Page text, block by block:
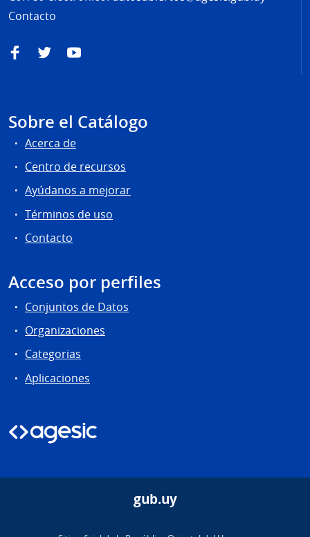
Contacto
FacebookTwitterYouTube
Sobre el Catálogo
Acerca de
Centro de recursos
Ayúdanos a mejorar
Términos de uso
Contacto
Acceso por perfiles
Conjuntos de Datos
Organizaciones
Categorias
Aplicaciones
gub.uy